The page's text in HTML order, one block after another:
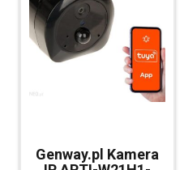
Genway.pl Kamera